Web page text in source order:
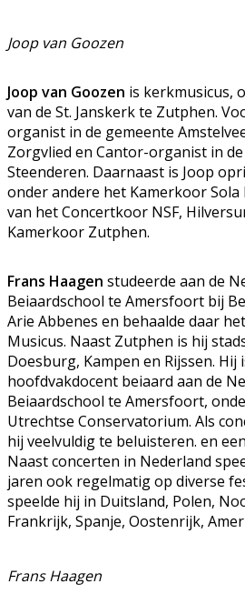
Joop van Goozen
Joop van Goozen is kerkmusicus,
van de St. Janskerk te Zutphen.
organist in de gemeente
Zorgvlied en Cantor-organist in
Steenderen. Daarnaast is Joop
onder andere het Kamerkoor Sola
van het Concertkoor NSF,
Kamerkoor Zutphen.
Frans Haagen studeerde aan de
Beiaardschool te Amersfoort bij
Arie Abbenes en behaalde daar
Musicus. Naast Zutphen is hij
Doesburg, Kampen en Rijssen. Hij
hoofdvakdocent beiaard aan de
Beiaardschool te Amersfoort,
Utrechtse Conservatorium. Als
hij veelvuldig te beluisteren. en
Naast concerten in Nederland
jaren ook regelmatig op diverse
speelde hij in Duitsland, Polen,
Frankrijk, Spanje, Oostenrijk,
Frans Haagen